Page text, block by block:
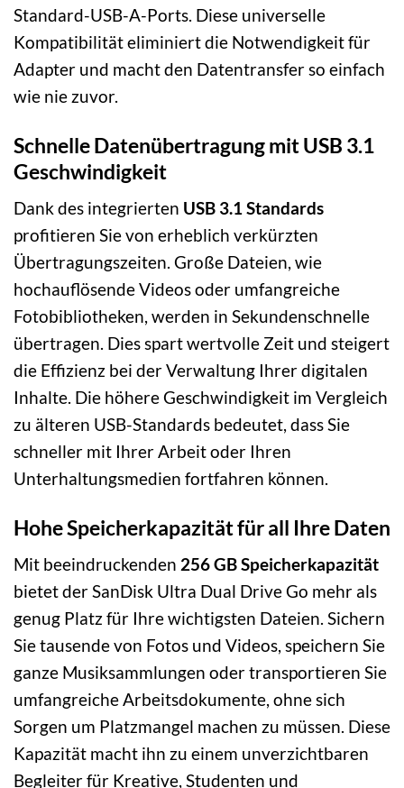
Standard-USB-A-Ports. Diese universelle
Kompatibilität eliminiert die Notwendigkeit für
Adapter und macht den Datentransfer so einfach
wie nie zuvor.
Schnelle Datenübertragung mit USB 3.1
Geschwindigkeit
Dank des integrierten USB 3.1 Standards
profitieren Sie von erheblich verkürzten
Übertragungszeiten. Große Dateien, wie
hochauflösende Videos oder umfangreiche
Fotobibliotheken, werden in Sekundenschnelle
übertragen. Dies spart wertvolle Zeit und steigert
die Effizienz bei der Verwaltung Ihrer digitalen
Inhalte. Die höhere Geschwindigkeit im Vergleich
zu älteren USB-Standards bedeutet, dass Sie
schneller mit Ihrer Arbeit oder Ihren
Unterhaltungsmedien fortfahren können.
Hohe Speicherkapazität für all Ihre Daten
Mit beeindruckenden 256 GB Speicherkapazität
bietet der SanDisk Ultra Dual Drive Go mehr als
genug Platz für Ihre wichtigsten Dateien. Sichern
Sie tausende von Fotos und Videos, speichern Sie
ganze Musiksammlungen oder transportieren Sie
umfangreiche Arbeitsdokumente, ohne sich
Sorgen um Platzmangel machen zu müssen. Diese
Kapazität macht ihn zu einem unverzichtbaren
Begleiter für Kreative, Studenten und